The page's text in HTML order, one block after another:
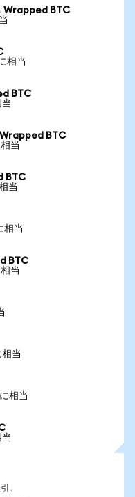
Wrapped BTC
相当
BTC
BTC
当
BTC
当
相当
BTC
当
当
相当
、